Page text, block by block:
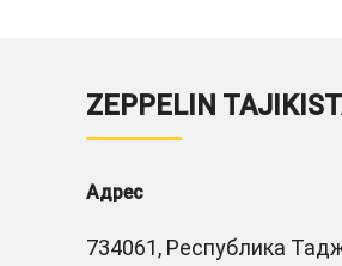
ZEPPELIN
Адрес
734061, Республика